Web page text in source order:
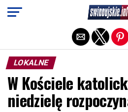
LOKALNE
W Kościele
niedzielę
Exit mobile